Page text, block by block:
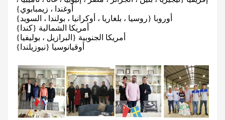
أوغندا ، زيمبابوي}
أوروبا {روسيا ، بلغاريا ، أوكرانيا ، بولندا ، السويد}
أمريكا الشمالية {كندا}
أمريكا الجنوبية {البرازيل ، بوليفيا}
أوقيانوسيا {نيوزيلندا}